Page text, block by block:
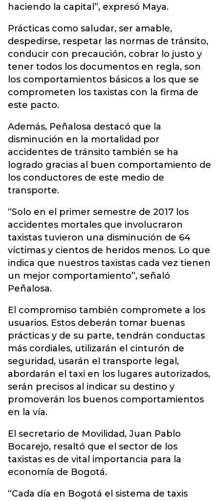
haciendo la capital”, expresó Maya.
Prácticas como saludar, ser amable,
despedirse, respetar las normas de tránsito,
conducir con precaución, cobrar lo justo y
tener todos los documentos en regla, son
los comportamientos básicos a los que se
comprometen los taxistas con la firma de
este pacto.
Además, Peñalosa destacó que la
disminución en la mortalidad por
accidentes de tránsito también se ha
logrado gracias al buen comportamiento de
los conductores de este medio de
transporte.
“Solo en el primer semestre de 2017 los
accidentes mortales que involucraron
taxistas tuvieron una disminución de 64
víctimas y cientos de heridos menos. Lo que
indica que nuestros taxistas cada vez tienen
un mejor comportamiento”, señaló
Peñalosa.
El compromiso también compromete a los
usuarios. Estos deberán tomar buenas
prácticas y de su parte, tendrán conductas
más cordiales, utilizarán el cinturón de
seguridad, usarán el transporte legal,
abordarán el taxi en los lugares autorizados,
serán precisos al indicar su destino y
promoverán los buenos comportamientos
en la vía.
El secretario de Movilidad, Juan Pablo
Bocarejo, resaltó que el sector de los
taxistas es de vital importancia para la
economía de Bogotá.
“Cada día en Bogotá el sistema de taxis